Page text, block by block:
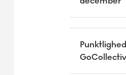
Punktlighed